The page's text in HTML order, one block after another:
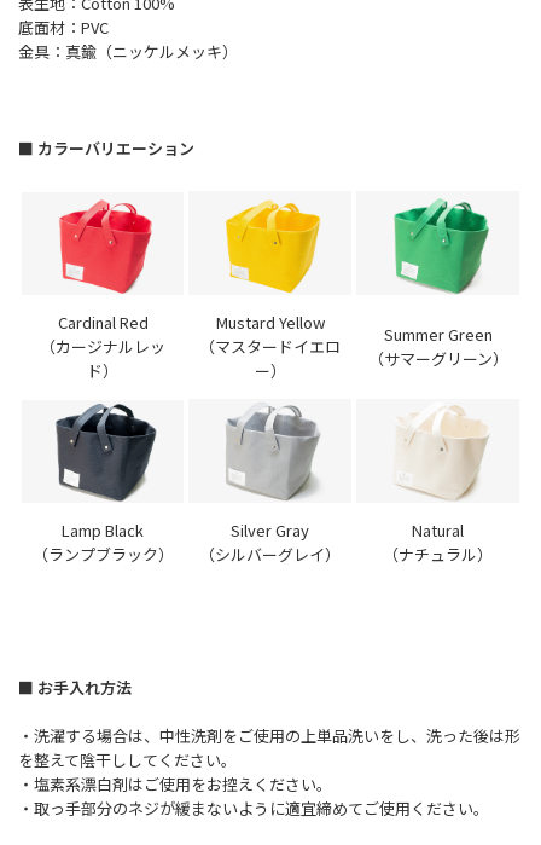
底面材：PVC
金具：真鍮（ニッケルメッキ）
■ カラーバリエーション
Cardinal Red
（カージナルレッ
ド）
Mustard Yellow
（マスタードイエロ
ー）
Summer Green
（サマーグリーン）
Lamp Black
（ランプブラック）
Silver Gray
（シルバーグレイ）
Natural
（ナチュラル）
■ お手入れ方法
・洗濯する場合は、中性洗剤をご使用の上単品洗いをし、洗った後は形
を整えて陰干ししてください。
・塩素系漂白剤はご使用をお控えください。
・取っ手部分のネジが緩まないように適宜締めてご使用ください。